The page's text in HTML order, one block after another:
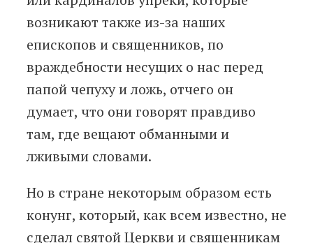
возникают также из-за наших
епископов и священников, по
враждебности несущих о нас перед
папой чепуху и ложь, отчего он
думает, что они говорят правдиво
там, где вещают обманными и
лживыми словами.
Но в стране некоторым образом есть
конунг, который, как всем известно, не
сделал святой Церкви и священникам